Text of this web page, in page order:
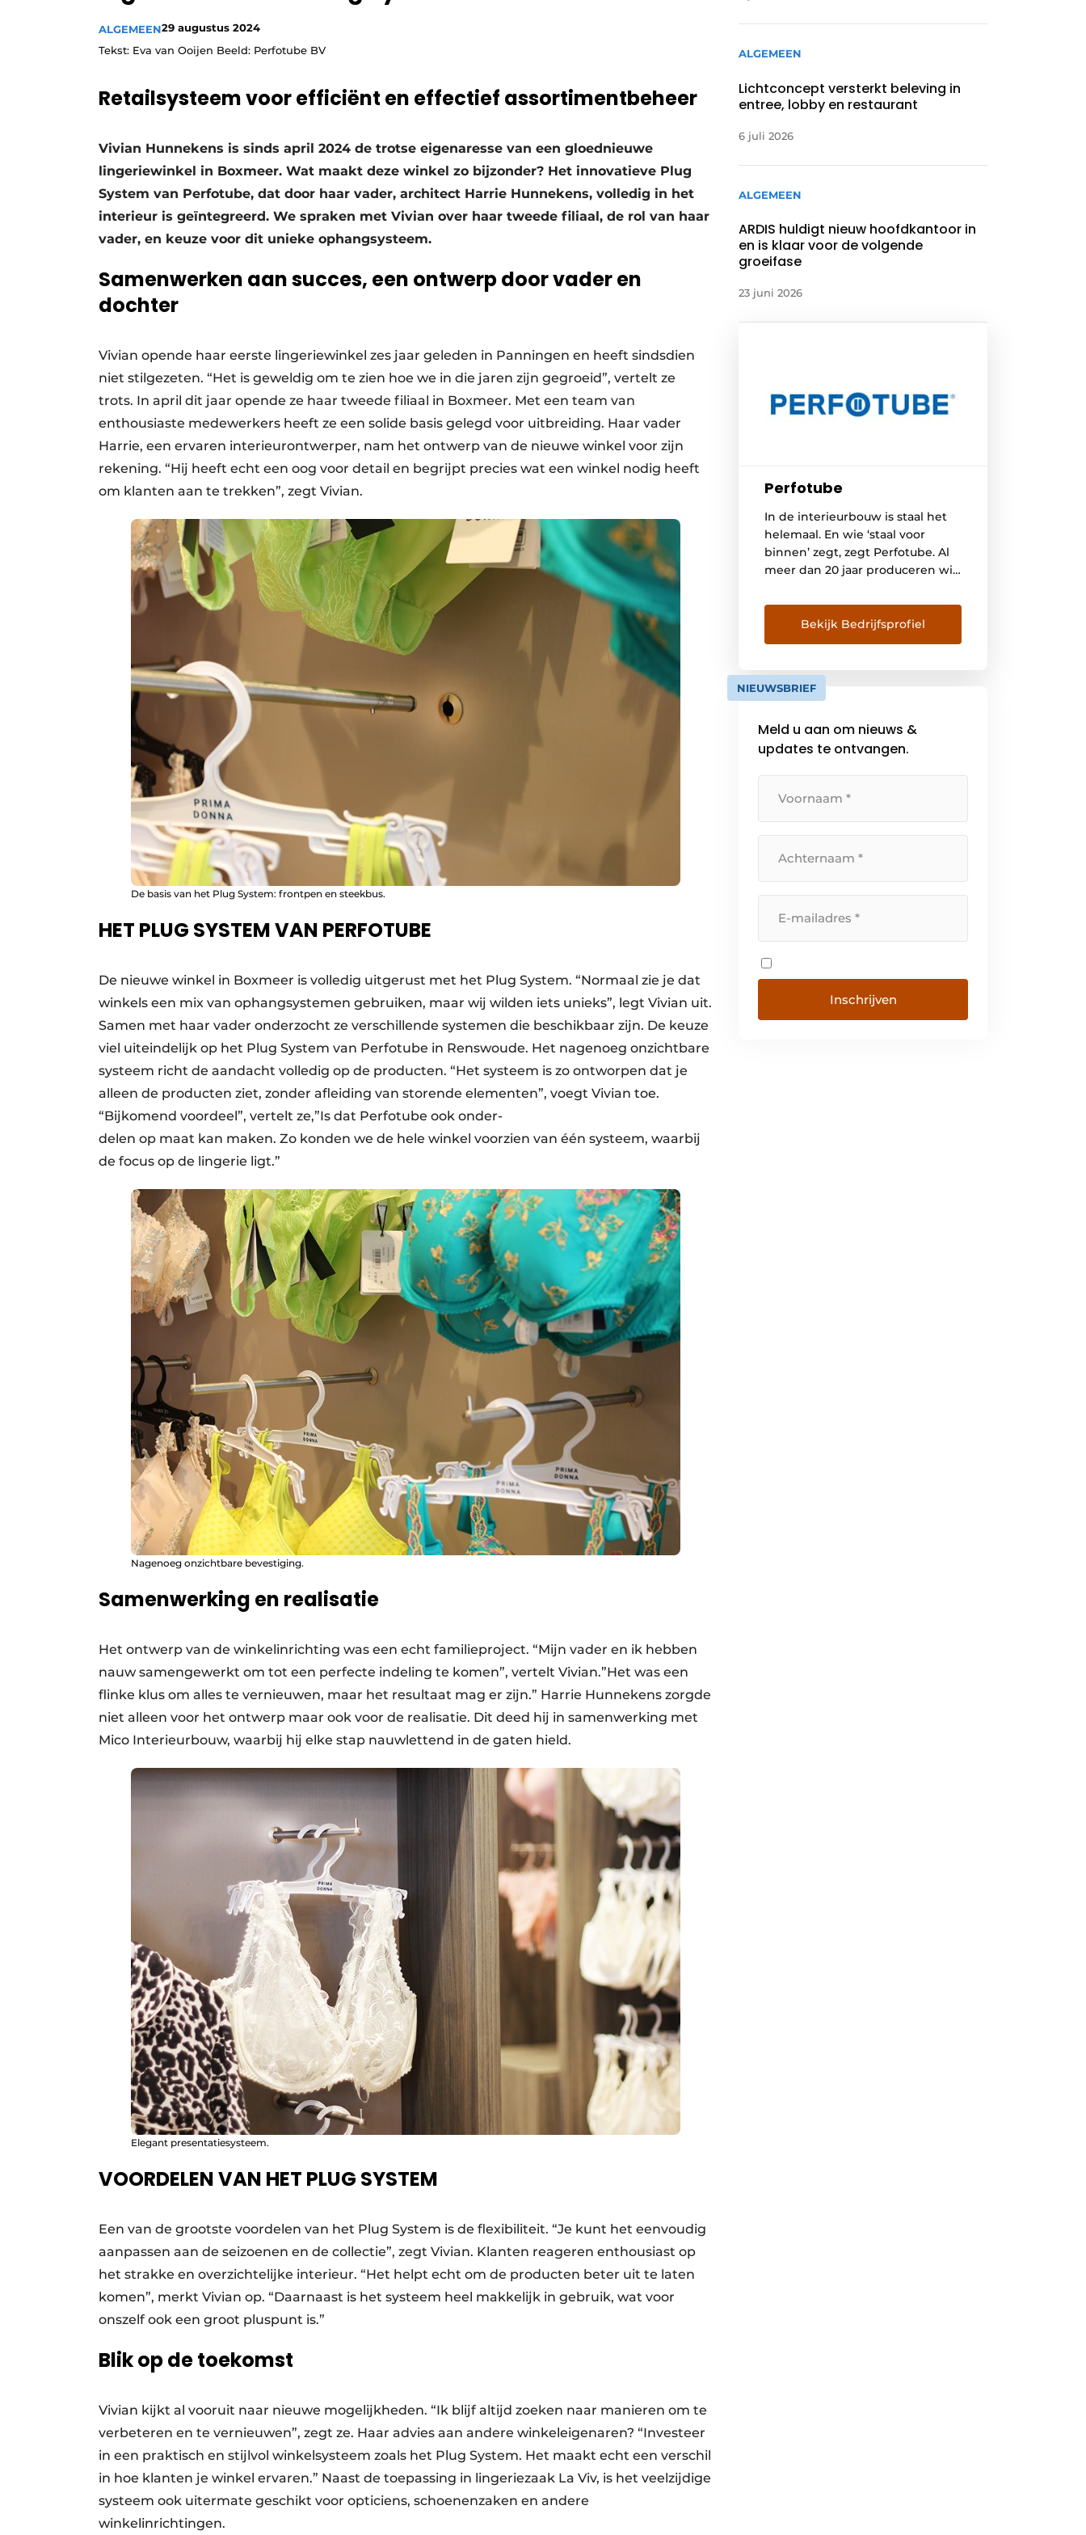
Video’s
ALGEMEEN29 augustus 2024
Tekst: Eva van Ooijen Beeld: Perfotube BV
Retailsysteem voor efficiënt en effectief assortimentbeheer
Vivian Hunnekens is sinds april 2024 de trotse eigenaresse van een gloednieuwe
lingeriewinkel in Boxmeer. Wat maakt deze winkel zo bijzonder? Het innovatieve Plug
System van Perfotube, dat door haar vader, architect Harrie Hunnekens, volledig in het
interieur is geïntegreerd. We spraken met Vivian over haar tweede filiaal, de rol van haar
vader, en keuze voor dit unieke ophangsysteem.
Samenwerken aan succes, een ontwerp door vader en
dochter
Vivian opende haar eerste lingeriewinkel zes jaar geleden in Panningen en heeft sindsdien
niet stilgezeten. “Het is geweldig om te zien hoe we in die jaren zijn gegroeid”, vertelt ze
trots. In april dit jaar opende ze haar tweede filiaal in Boxmeer. Met een team van
enthousiaste medewerkers heeft ze een solide basis gelegd voor uitbreiding. Haar vader
Harrie, een ervaren interieurontwerper, nam het ontwerp van de nieuwe winkel voor zijn
rekening. “Hij heeft echt een oog voor detail en begrijpt precies wat een winkel nodig heeft
om klanten aan te trekken”, zegt Vivian.
De basis van het Plug System: frontpen en steekbus.
HET PLUG SYSTEM VAN PERFOTUBE
De nieuwe winkel in Boxmeer is volledig uitgerust met het Plug System. “Normaal zie je dat
winkels een mix van ophangsystemen gebruiken, maar wij wilden iets unieks”, legt Vivian uit.
Samen met haar vader onderzocht ze verschillende systemen die beschikbaar zijn. De keuze
viel uiteindelijk op het Plug System van Perfotube in Renswoude. Het nagenoeg onzichtbare
systeem richt de aandacht volledig op de producten. “Het systeem is zo ontworpen dat je
alleen de producten ziet, zonder afleiding van storende elementen”, voegt Vivian toe.
“Bijkomend voordeel”, vertelt ze,”Is dat Perfotube ook onder-
delen op maat kan maken. Zo konden we de hele winkel voorzien van één systeem, waarbij
de focus op de lingerie ligt.”
Nagenoeg onzichtbare bevestiging.
Samenwerking en realisatie
Het ontwerp van de winkelinrichting was een echt familieproject. “Mijn vader en ik hebben
nauw samengewerkt om tot een perfecte indeling te komen”, vertelt Vivian.”Het was een
flinke klus om alles te vernieuwen, maar het resultaat mag er zijn.” Harrie Hunnekens zorgde
niet alleen voor het ontwerp maar ook voor de realisatie. Dit deed hij in samenwerking met
Mico Interieurbouw, waarbij hij elke stap nauwlettend in de gaten hield.
Elegant presentatiesysteem.
VOORDELEN VAN HET PLUG SYSTEM
Een van de grootste voordelen van het Plug System is de flexibiliteit. “Je kunt het eenvoudig
aanpassen aan de seizoenen en de collectie”, zegt Vivian. Klanten reageren enthousiast op
het strakke en overzichtelijke interieur. “Het helpt echt om de producten beter uit te laten
komen”, merkt Vivian op. “Daarnaast is het systeem heel makkelijk in gebruik, wat voor
onszelf ook een groot pluspunt is.”
Blik op de toekomst
Vivian kijkt al vooruit naar nieuwe mogelijkheden. “Ik blijf altijd zoeken naar manieren om te
verbeteren en te vernieuwen”, zegt ze. Haar advies aan andere winkeleigenaren? “Investeer
in een praktisch en stijlvol winkelsysteem zoals het Plug System. Het maakt echt een verschil
in hoe klanten je winkel ervaren.” Naast de toepassing in lingeriezaak La Viv, is het veelzijdige
systeem ook uitermate geschikt voor opticiens, schoenenzaken en andere
winkelinrichtingen.
ALGEMEEN
Lichtconcept versterkt beleving in
entree, lobby en restaurant
6 juli 2026
ALGEMEEN
ARDIS huldigt nieuw hoofdkantoor in
en is klaar voor de volgende
groeifase
23 juni 2026
Perfotube
In de interieurbouw is staal het
helemaal. En wie ‘staal voor
binnen’ zegt, zegt Perfotube. Al
meer dan 20 jaar produceren wij
en systemen voor
winkelpresentaties, horeca-
interieurs en
we nauw samen met
interieurbouwers door heel
Specialist in staal op maat Wij
zijn gespecialiseerd in
Bekijk Bedrijfsprofiel
NIEUWSBRIEF
Meld u aan om nieuws &
updates te ontvangen.